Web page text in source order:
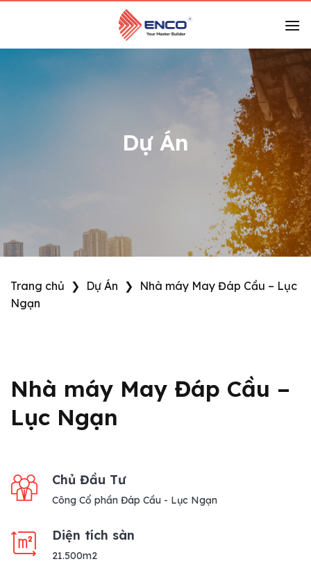
Dự Án
Trang chủ ❯ Dự Án ❯
Nhà máy May Đáp Cầu – Lục
Ngạn
Nhà máy May Đáp Cầu –
Lục Ngạn
Chủ Đầu Tư
Công Cổ phần Đáp Cầu - Lục Ngạn
Diện tích sàn
21.500m2